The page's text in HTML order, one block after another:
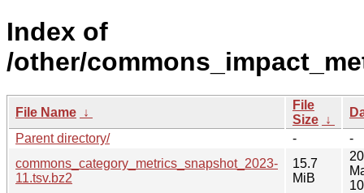
Index of
/other/
File Name ↓
File
Size ↓
Parent directory/
-
-
commons_category_metrics_snapshot_2023-
11.tsv.bz2
15.7
MiB